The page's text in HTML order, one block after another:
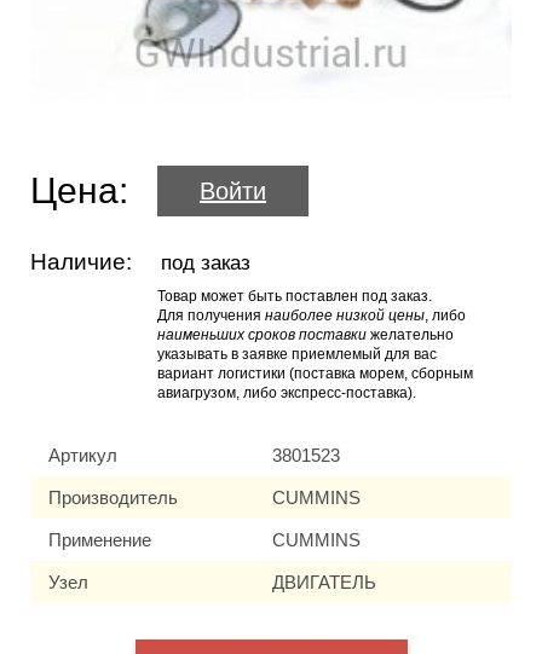
Цена: Войти
Наличие: под заказ
Товар может быть поставлен под заказ.
Для получения наиболее низкой цены, либо
наименьших сроков поставки желательно
указывать в заявке приемлемый для вас
вариант логистики (поставка морем, сборным
авиагрузом, либо экспресс-поставка).
Артикул 3801523
Производитель CUMMINS
Применение CUMMINS
Узел ДВИГАТЕЛЬ